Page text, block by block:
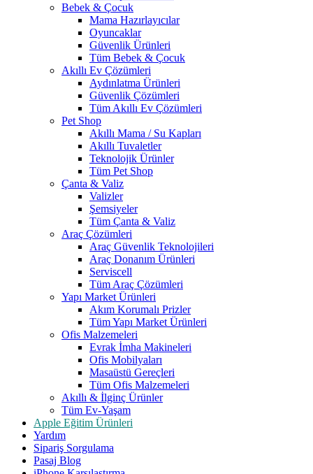
Bebek & Çocuk
Mama Hazırlayıcılar
Oyuncaklar
Güvenlik Ürünleri
Tüm Bebek & Çocuk
Akıllı Ev Çözümleri
Aydınlatma Ürünleri
Güvenlik Çözümleri
Tüm Akıllı Ev Çözümleri
Pet Shop
Akıllı Mama / Su Kapları
Akıllı Tuvaletler
Teknolojik Ürünler
Tüm Pet Shop
Çanta & Valiz
Valizler
Şemsiyeler
Tüm Çanta & Valiz
Araç Çözümleri
Araç Güvenlik Teknolojileri
Araç Donanım Ürünleri
Serviscell
Tüm Araç Çözümleri
Yapı Market Ürünleri
Akım Korumalı Prizler
Tüm Yapı Market Ürünleri
Ofis Malzemeleri
Evrak İmha Makineleri
Ofis Mobilyaları
Masaüstü Gereçleri
Tüm Ofis Malzemeleri
Akıllı & İlginç Ürünler
Tüm Ev-Yaşam
Apple Eğitim Ürünleri
Yardım
Sipariş Sorgulama
Pasaj Blog